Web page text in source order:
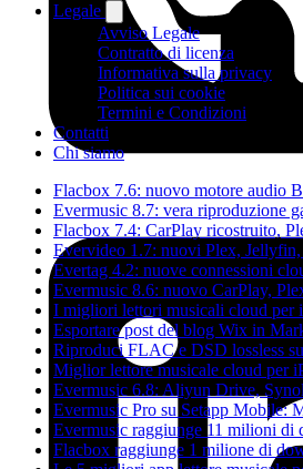
Legale
Avviso Legale
Contratto di licenza
Informativa sulla privacy
Politica sui cookie
Termini e Condizioni
Contatti
Chi siamo
Flacbox 7.6: nuovo motore audio
Evermusic 8.7: vera riproduzione
Flacbox 7.4: CarPlay ricostruito,
Evervideo 1.7: nuovi Plex,
Evertag 4.2: nuove connessioni
Evermusic 8.6: nuovo CarPlay,
I migliori lettori musicali cloud per
Esportare post del blog Wix in
Riproduci FLAC e DSD lossless
Miglior lettore musicale cloud per
Evermusic 6.8: Aliyun Drive,
Evermusic Pro su Setapp Mobile:
Evermusic raggiunge 11 milioni
Flacbox raggiunge 1 milione di